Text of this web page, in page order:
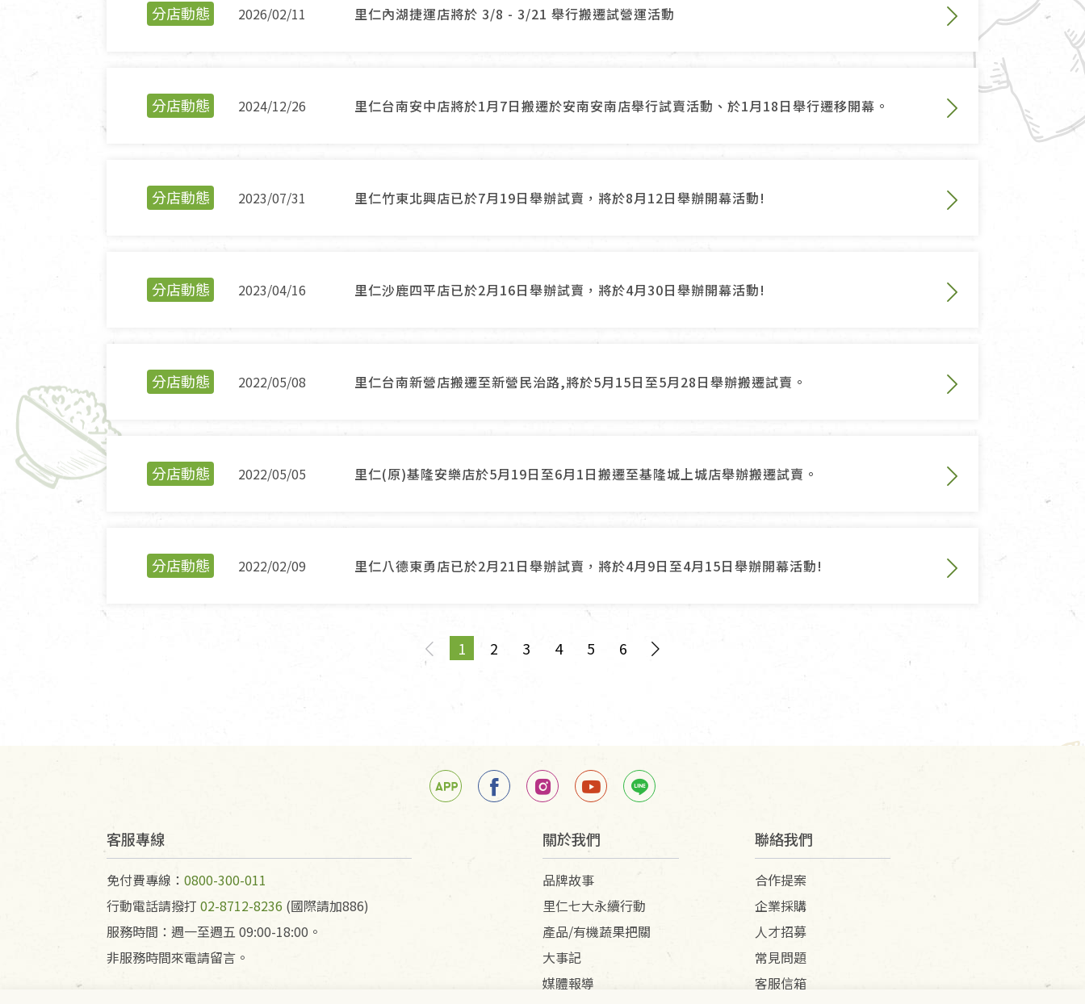
分店動態 2026/02/11 里仁內湖捷運店將於 3/8 - 3/21 舉行搬遷試營運活動
分店動態 2024/12/26 里仁台南安中店將於1月7日搬遷於安南安南店舉行試賣活動、於1月18日舉行遷移開幕。
分店動態 2023/07/31 里仁竹東北興店已於7月19日舉辦試賣，將於8月12日舉辦開幕活動!
分店動態 2023/04/16 里仁沙鹿四平店已於2月16日舉辦試賣，將於4月30日舉辦開幕活動!
分店動態 2022/05/08 里仁台南新營店搬遷至新營民治路,將於5月15日至5月28日舉辦搬遷試賣。
分店動態 2022/05/05 里仁(原)基隆安樂店於5月19日至6月1日搬遷至基隆城上城店舉辦搬遷試賣。
分店動態 2022/02/09 里仁八德東勇店已於2月21日舉辦試賣，將於4月9日至4月15日舉辦開幕活動!
pageYou're on page
1 2 3 4 5 6
page
客服專線
免付費專線： 0800-300-011
行動電話請撥打 02-8712-8236 (國際請加886)
服務時間：週一至週五 09:00-18:00。
非服務時間來電請留言。
關於我們
品牌故事
里仁七大永續行動
產品/有機蔬果把關
大事記
媒體報導
聯絡我們
合作提案
企業採購
人才招募
常見問題
客服信箱